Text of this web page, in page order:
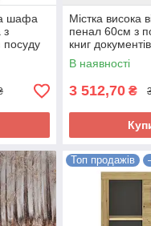
шафа
з
Фемелі
Містка висока
пенал 60см з
книг
іграшок у
Еверест Нордік
В наявності
3 512,70 ₴
Топ продажів